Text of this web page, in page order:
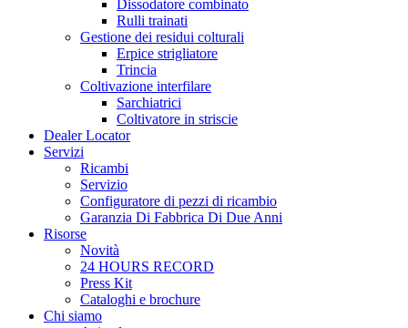
Dissodatore combinato
Rulli trainati
Gestione dei residui colturali
Erpice strigliatore
Trincia
Coltivazione interfilare
Sarchiatrici
Coltivatore in striscie
Dealer Locator
Servizi
Ricambi
Servizio
Configuratore di pezzi di ricambio
Garanzia Di Fabbrica Di Due Anni
Risorse
Novità
24 HOURS RECORD
Press Kit
Cataloghi e brochure
Chi siamo